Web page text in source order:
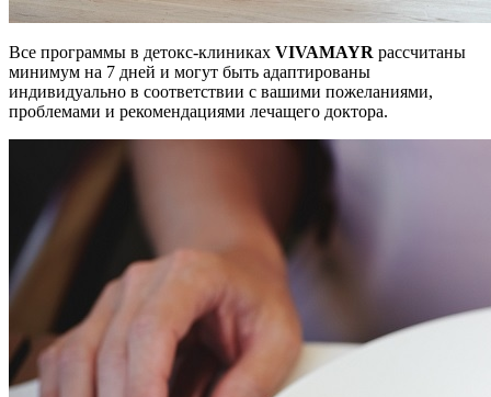
Все программы в детокс-клиниках VIVAMAYR рассчитаны
минимум на 7 дней и могут быть адаптированы
индивидуально в соответствии с вашими пожеланиями,
проблемами и рекомендациями лечащего доктора.